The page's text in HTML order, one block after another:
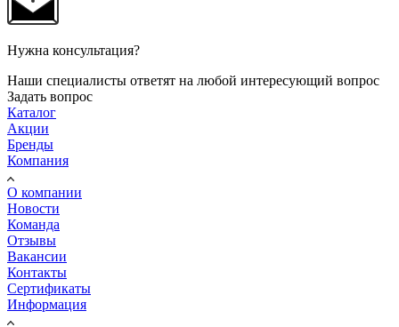
Нужна консультация?
Наши специалисты ответят на любой интересующий вопрос
Задать вопрос
Каталог
Акции
Бренды
Компания
О компании
Новости
Команда
Отзывы
Вакансии
Контакты
Сертификаты
Информация